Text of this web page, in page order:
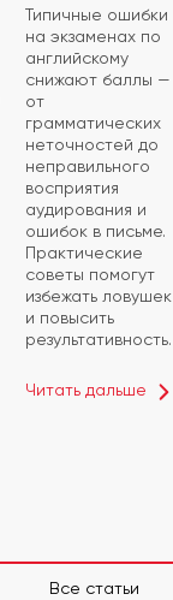
Типичные ошибки
на экзаменах по
английскому
снижают баллы —
от
грамматических
неточностей до
неправильного
восприятия
аудирования и
ошибок в письме.
Практические
советы помогут
избежать ловушек
и повысить
результативность.
Читать дальше
Все статьи